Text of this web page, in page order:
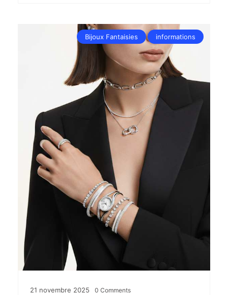
Bijoux Fantaisies informations
21 novembre 2025 0 Comments